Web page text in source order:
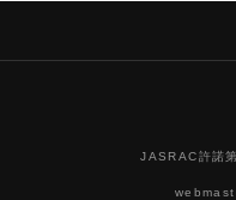
JASRAC許諾